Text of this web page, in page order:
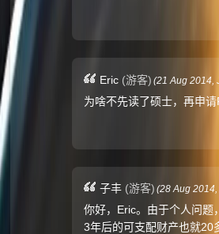
Eric (游客) (21 Aug 2014,
为啥不先读了硕士，再申请
子丰 (游客) (28 Aug
你好，Eric。由于个人问题
3年后的可支配财产也就20